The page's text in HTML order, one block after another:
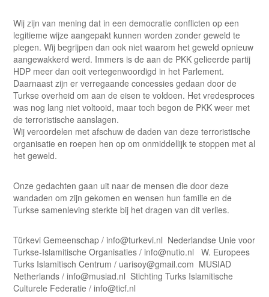
Wij zijn van mening dat in een democratie conflicten op een
legitieme wijze aangepakt kunnen worden zonder geweld te
plegen. Wij begrijpen dan ook niet waarom het geweld opnieuw
aangewakkerd werd. Immers is de aan de PKK gelieerde partij
HDP meer dan ooit vertegenwoordigd in het Parlement.
Daarnaast zijn er verregaande concessies gedaan door de
Turkse overheid om aan de eisen te voldoen. Het vredesproces
was nog lang niet voltooid, maar toch begon de PKK weer met
de terroristische aanslagen.
Wij veroordelen met afschuw de daden van deze terroristische
organisatie en roepen hen op om onmiddellijk te stoppen met al
het geweld.
Onze gedachten gaan uit naar de mensen die door deze
wandaden om zijn gekomen en wensen hun familie en de
Turkse samenleving sterkte bij het dragen van dit verlies.
Türkevi Gemeenschap / info@turkevi.nl Nederlandse Unie voor
Turkse-Islamitische Organisaties / info@nutio.nl W. Europees
Turks Islamitisch Centrum / uarisoy@gmail.com MUSIAD
Netherlands / info@musiad.nl Stichting Turks Islamitische
Culturele Federatie / info@ticf.nl